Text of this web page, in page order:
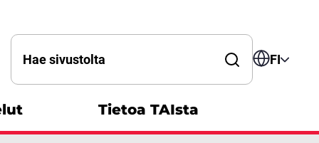
Hae sanalla
FI
Tietoa TAIsta